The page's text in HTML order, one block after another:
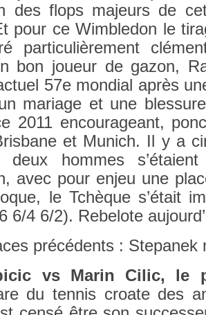
des flops majeurs de
pour ce Wimbledon le
par­ticuliè­re­ment
bon joueur de gazon,
57e mon­di­al après
mariage et une
2011 en­courageant,
et Munich. Il y a
deux hom­mes
avec pour enjeu une
le Tchèque s’était
6/4 6/2). Re­belote
précédents : Stepanek
vs Marin Cilic, le
du ten­nis croate des